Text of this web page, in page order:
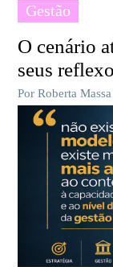
Gestão
O cenário
seus
Por Roberta